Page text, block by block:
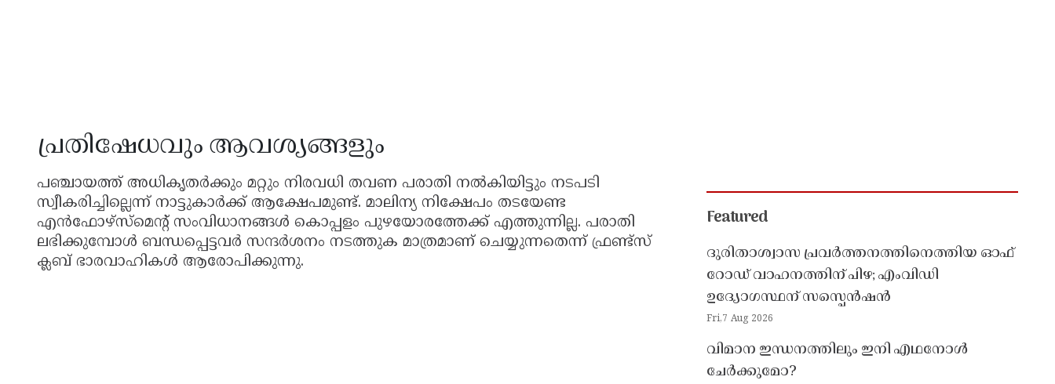
പ്രതിഷേധവും ആവശ്യങ്ങളും
പഞ്ചായത്ത് അധികൃതർക്കും മറ്റും നിരവധി തവണ പരാതി നൽകിയിട്ടും നടപടി
സ്വീകരിച്ചില്ലെന്ന് നാട്ടുകാർക്ക് ആക്ഷേപമുണ്ട്. മാലിന്യ നിക്ഷേപം തടയേണ്ട
എൻഫോഴ്സ്മെന്റ് സംവിധാനങ്ങൾ കൊപ്പളം പുഴയോരത്തേക്ക് എത്തുന്നില്ല. പരാതി
ലഭിക്കുമ്പോൾ ബന്ധപ്പെട്ടവർ സന്ദർശനം നടത്തുക മാത്രമാണ് ചെയ്യുന്നതെന്ന് ഫ്രണ്ട്സ്
ക്ലബ് ഭാരവാഹികൾ ആരോപിക്കുന്നു.
Featured
ദുരിതാശ്വാസ പ്രവർത്തനത്തിനെത്തിയ ഓഫ്
റോഡ് വാഹനത്തിന് പിഴ; എംവിഡി
ഉദ്യോഗസ്ഥന് സസ്പെൻഷൻ
Fri,7 Aug 2026
വിമാന ഇന്ധനത്തിലും ഇനി എഥനോൾ
ചേർക്കുമോ?